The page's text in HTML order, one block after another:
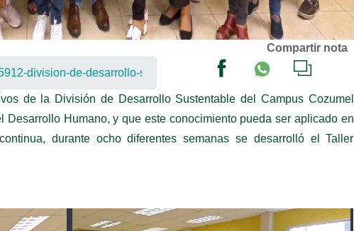
Compartir nota
de la División de Desarrollo Sustentable del Campus Cozumel
Desarrollo Humano, y que este conocimiento pueda ser aplicado en
durante ocho diferentes semanas se desarrolló el Taller